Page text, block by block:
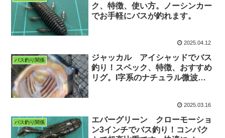
ク、特徴、使い方。ノーシンカー
でお手軽にバスが釣れます。
2025.04.12
バス釣り関係
ジャッカル アイシャッドでバス
釣り！スペック、特徴、おすすめ
リグ。I字系のナチュラル微波動
2025.03.16
バス釣り関係
エバーグリーン クローモーショ
ン3インチでバス釣り！コンパク